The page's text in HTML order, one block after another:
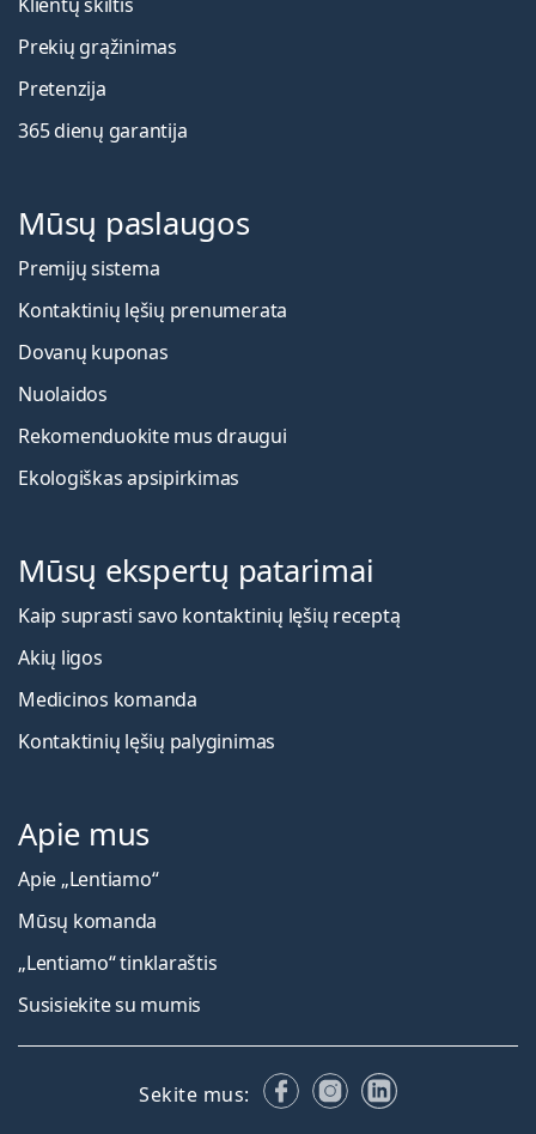
Prekių grąžinimas
Pretenzija
365 dienų garantija
Mūsų paslaugos
Premijų sistema
Kontaktinių lęšių prenumerata
Dovanų kuponas
Nuolaidos
Rekomenduokite mus draugui
Ekologiškas apsipirkimas
Mūsų ekspertų patarimai
Kaip suprasti savo kontaktinių lęšių receptą
Akių ligos
Medicinos komanda
Kontaktinių lęšių palyginimas
Apie mus
Apie „Lentiamo“
Mūsų komanda
„Lentiamo“ tinklaraštis
Susisiekite su mumis
Sekite mus: FacebookInstagram
LinkedIn